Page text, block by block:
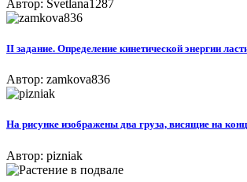
Автор: Svetlana1287
II задание. Определение кинетической энергии
Автор: zamkova836
На рисунке изображены два груза, висящие на
Автор: pizniak